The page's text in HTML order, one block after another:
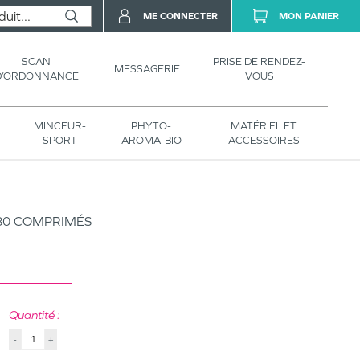
SCAN
MESSAGERIE
PRISE DE RENDEZ-
VOUS
MINCEUR-
SPORT
PHYTO-
AROMA-BIO
MATÉRIEL ET
ACCESSOIRES
ME CONNECTER MON PANIER
COMPRIMÉS
Quantité :
- +